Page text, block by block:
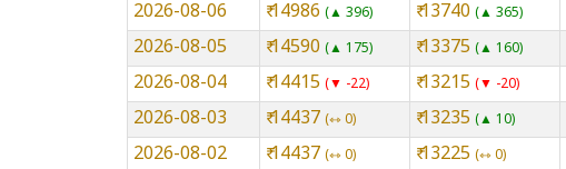
2026-08-06 ₹ 14986 ▲ 396 ₹ 13740 ▲ 365
2026-08-05 ₹ 14590 ▲ 175 ₹ 13375 ▲ 160
2026-08-04 ₹ 14415 ▼ -22 ₹ 13215 ▼ -20
2026-08-03 ₹ 14437 ⇿ 0 ₹ 13235 ▲ 10
2026-08-02 ₹ 14437 ⇿ 0 ₹ 13225 ⇿ 0